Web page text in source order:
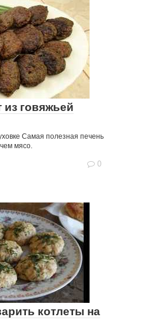
из говяжьей
Самая полезная печень
мясо.
0
котлеты на